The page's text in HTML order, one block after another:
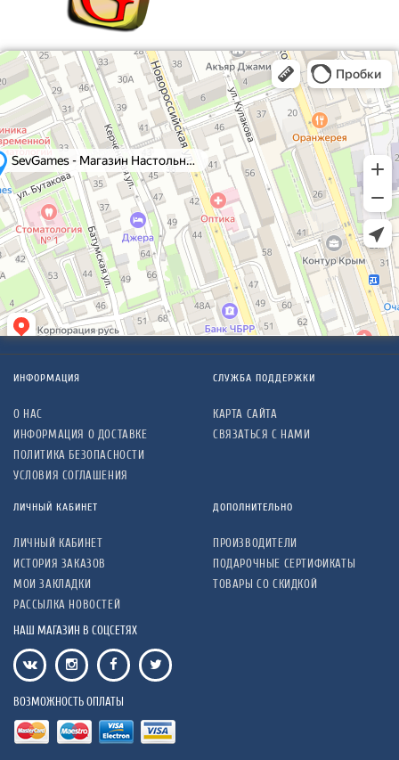
ИНФОРМАЦИЯ
О НАС
ИНФОРМАЦИЯ О ДОСТАВКЕ
ПОЛИТИКА БЕЗОПАСНОСТИ
УСЛОВИЯ СОГЛАШЕНИЯ
СЛУЖБА ПОДДЕРЖКИ
КАРТА САЙТА
СВЯЗАТЬСЯ С НАМИ
ЛИЧНЫЙ КАБИНЕТ
ЛИЧНЫЙ КАБИНЕТ
ИСТОРИЯ ЗАКАЗОВ
МОИ ЗАКЛАДКИ
РАССЫЛКА НОВОСТЕЙ
ДОПОЛНИТЕЛЬНО
ПРОИЗВОДИТЕЛИ
ПОДАРОЧНЫЕ СЕРТИФИКАТЫ
ТОВАРЫ СО СКИДКОЙ
НАШ МАГАЗИН В СОЦСЕТЯХ
ВОЗМОЖНОСТЬ ОПЛАТЫ